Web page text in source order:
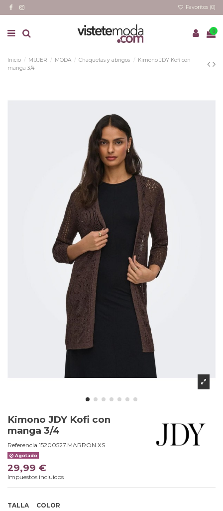
Favoritos (0)
0
Inicio MUJER MODA Chaquetas y abrigos
Kimono JDY Kofi con
manga 3/4
Kimono JDY Kofi con
manga 3/4
Referencia 15200527.MARRON.XS
Agotado
29,99 €
Impuestos incluidos
TALLA COLOR